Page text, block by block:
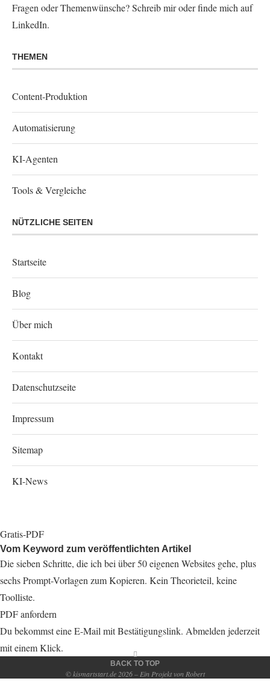
Fragen oder Themenwünsche?Schreib miroder finde mich auf
LinkedIn.
THEMEN
Content-Produktion
Automatisierung
KI-Agenten
Tools & Vergleiche
NÜTZLICHE SEITEN
Startseite
Blog
Über mich
Kontakt
Datenschutzseite
Impressum
Sitemap
KI-News
Gratis-PDF
Vom Keyword zum veröffentlichten Artikel
Die sieben Schritte, die ich bei über 50 eigenen Websites gehe, plus
sechs Prompt-Vorlagen zum Kopieren. Kein Theorieteil, keine
Toolliste.
PDF anfordern
Du bekommst eine E-Mail mit Bestätigungslink. Abmelden jederzeit
mit einem Klick.
© kismartstart.de 2026 – Ein Projekt von Robert
BACK TO TOP